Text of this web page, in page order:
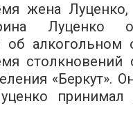
жена Луценко,
Луценко
алкогольном
столкновений
«Беркут».
принимал